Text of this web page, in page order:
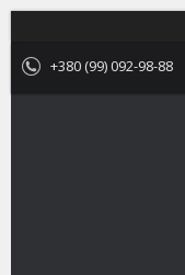
+380 (99) 092-98-88